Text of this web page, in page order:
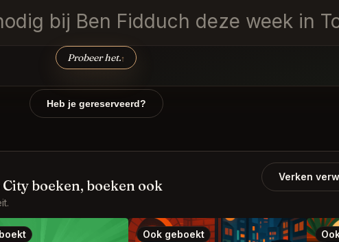
bij Ben Fidduch deze week in
Probeer het.↑
Heb je gereserveerd?
boeken, boeken ook
Verken
Ook geboekt